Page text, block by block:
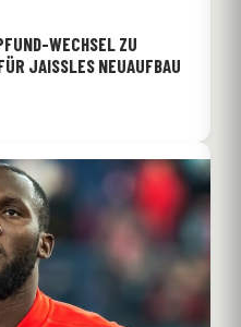
WECHSEL ZU
JAISSLES NEUAUFBAU